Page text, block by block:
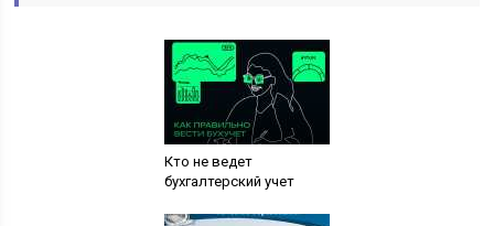
Кто не ведет
бухгалтерский учет